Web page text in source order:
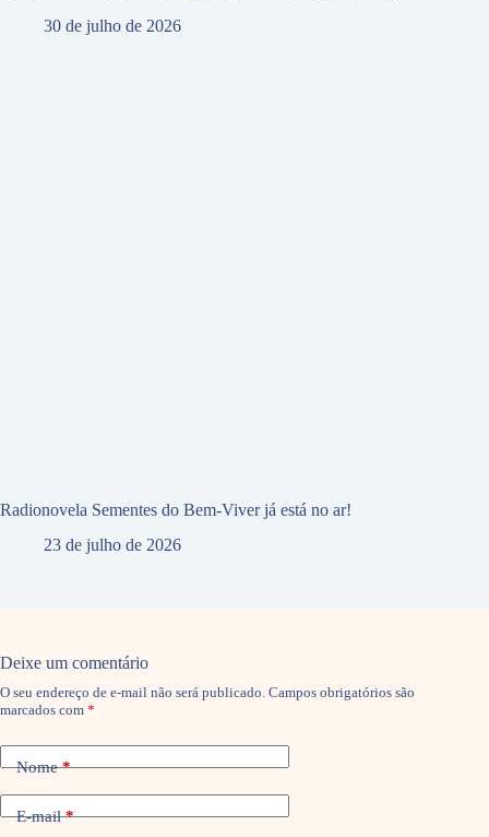
30 de julho de 2026
Radionovela Sementes do Bem-Viver já está no ar!
23 de julho de 2026
Deixe um comentário
O seu endereço de e-mail não será publicado. Campos obrigatórios são
marcados com *
Nome*
E-mail*